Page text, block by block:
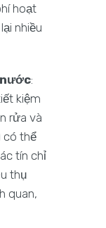
hoạt
nhiều
:
kiệm
rửa và
có thể
tín chỉ
thụ
quan,